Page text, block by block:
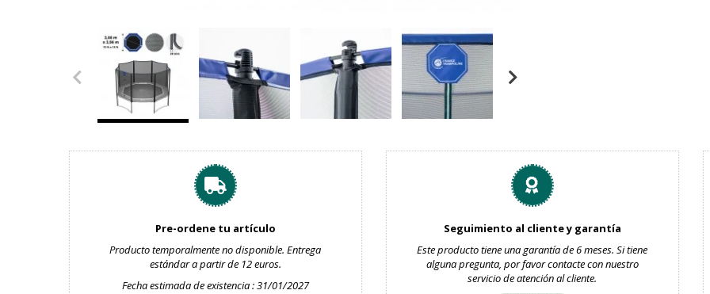
Pre-ordene tu artículo
Producto temporalmente no disponible. Entrega
estándar a partir de 12 euros.
Fecha estimada de existencia : 31/01/2027
Seguimiento al cliente y garantía
Este producto tiene una garantía de 6 meses. Si tiene
alguna pregunta, por favor contacte con nuestro
servicio de atención al cliente.